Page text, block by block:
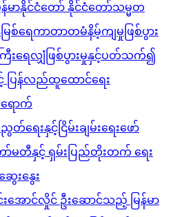
မာနိုင်ငံတော် နိုင်ငံတော်သမ္မတ
ြစ်ရေကာတာတမံနိမ့်ကျမှုဖြစ်ပွား
ကြီးရေလျှံဖြစ်ပွားမှုနှင့်ပတ်သက်၍
ြန်လည်ထူထောင်ရေး
ောက်
ရေးနှင့်ငြိမ်းချမ်းရေးဖော်
ာ်မတီနှင့် ရှမ်းပြည်တိုးတက် ရေး
ေးနွေး
အောင်လှိုင် ဦးဆောင်သည့် မြန်မာ